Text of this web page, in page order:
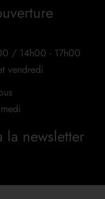
/ 14h00 - 17h00
vendredi
la newsletter